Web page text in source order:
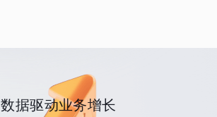
数据驱动业务增长